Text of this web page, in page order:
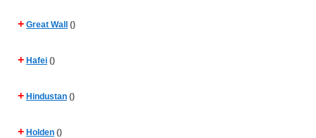
+ Great Wall ()
+ Hafei ()
+ Hindustan ()
+ Holden ()